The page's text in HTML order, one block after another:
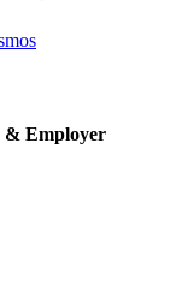
& Employer